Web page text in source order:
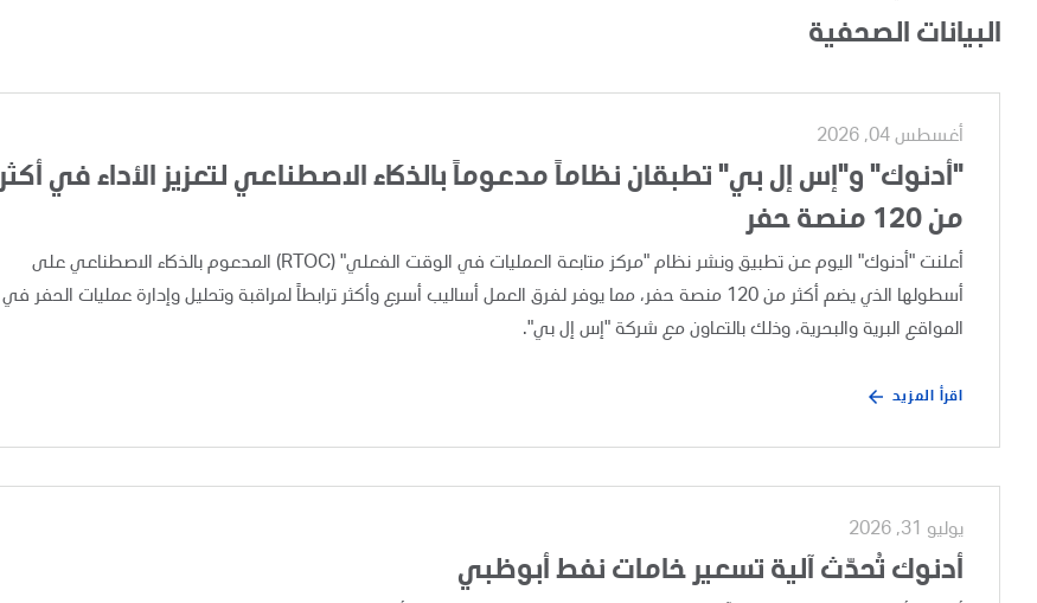
البيانات الصحفية
أغسطس 04, 2026
"أدنوك" و"إس إل بي" تطبقان نظاماً مدعوماً بالذكاء الاصطناعي لتعزيز الأداء في أكثر
من 120 منصة حفر
أعلنت "أدنوك" اليوم عن تطبيق ونشر نظام "مركز متابعة العمليات في الوقت الفعلي" (RTOC) المدعوم بالذكاء الاصطناعي على
أسطولها الذي يضم أكثر من 120 منصة حفر، مما يوفر لفرق العمل أساليب أسرع وأكثر ترابطاً لمراقبة وتحليل وإدارة عمليات الحفر في
المواقع البرية والبحرية، وذلك بالتعاون مع شركة "إس إل بي".
اقرأ المزيد
يوليو 31, 2026
أدنوك تُحدّث آلية تسعير خامات نفط أبوظبي